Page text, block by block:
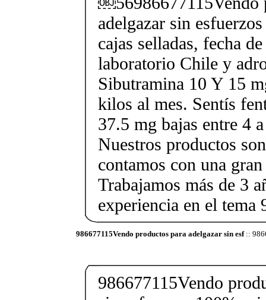
adelgazar sin
cajas selladas, fecha
laboratorio Chile y
Sibutramina 10 Y 15
kilos al mes. Sentís
37.5 mg bajas entre 4
Nuestros productos
contamos con una
Trabajamos más de 3
experiencia en el tema
986677115Vendo productos para adelgazar sin esf::
986677115Vendo